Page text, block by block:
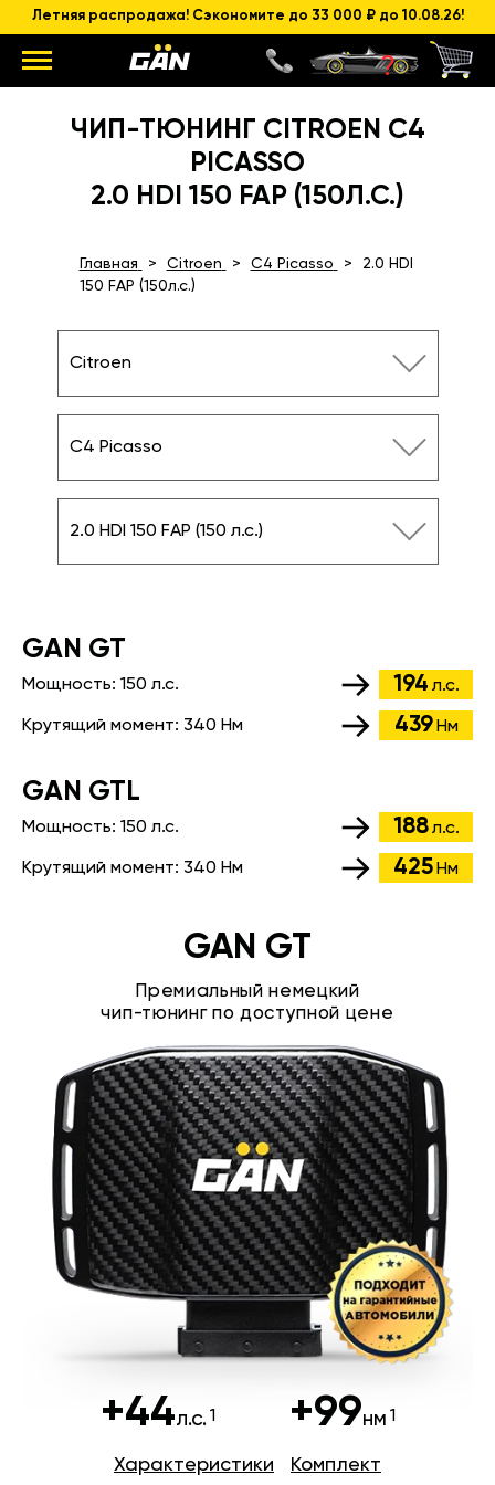
Летняя распродажа! Сэкономите до 33 000 ₽ до 10.08.26!
ЧИП-ТЮНИНГ CITROEN C4
PICASSO
2.0 HDI 150 FAP (150Л.С.)
Главная Citroen C4 Picasso
2.0 HDI
150 FAP (150л.с.)
Citroen
C4 Picasso
2.0 HDI 150 FAP (150 л.с.)
GАN GT
Мощность: 150 л.с. 194 л.с.
Крутящий момент: 340 Нм 439 Нм
GАN GTL
Мощность: 150 л.с. 188 л.с.
Крутящий момент: 340 Нм 425 Нм
GAN GT
Премиальный немецкий
чип-тюнинг по доступной цене
+44л.с. +99нм
Характеристики Комплект